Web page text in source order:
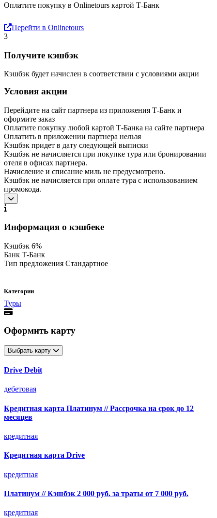
Оплатите покупку в Onlinetours картой Т-Банк
Перейти в Onlinetours
3
Получите кэшбэк
Кэшбэк будет начислен в соответствии с условиями акции
Условия акции
Перейдите на сайт партнера из приложения Т‑Банк и
оформите заказ
Оплатите покупку любой картой Т‑Банка на сайте партнера
Оплатить в приложении партнера нельзя
Кэшбэк придет в дату следующей выписки
Кэшбэк не начисляется при покупке тура или бронировании
отеля в офисах партнера.
Начисление и списание миль не предусмотрено.
Кэшбэк не начисляется при оплате тура с использованием
промокода.
Информация о кэшбеке
Кэшбэк 6%
Банк Т-Банк
Тип предложения Стандартное
Категории
Туры
Оформить карту
Выбрать карту
Drive Debit
дебетовая
Кредитная карта Платинум // Рассрочка на срок до 12
месяцев
кредитная
Кредитная карта Drive
кредитная
Платинум // Кэшбэк 2 000 руб. за траты от 7 000 руб.
кредитная